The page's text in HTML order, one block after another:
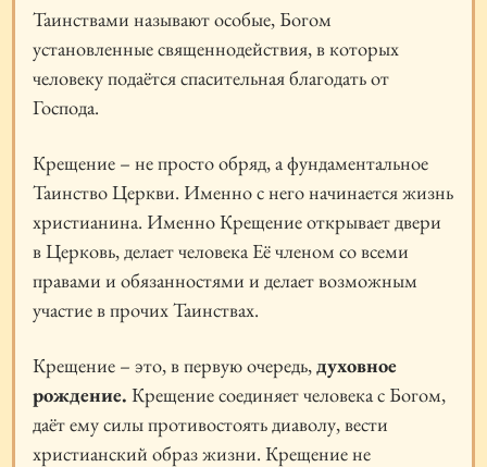
Таинствами называют особые, Богом
установленные священнодействия, в которых
человеку подаётся спасительная благодать от
Господа.
Крещение – не просто обряд, а фундаментальное
Таинство Церкви. Именно с него начинается жизнь
христианина. Именно Крещение открывает двери
в Церковь, делает человека Её членом со всеми
правами и обязанностями и делает возможным
участие в прочих Таинствах.
Крещение – это, в первую очередь,духовное
рождение.Крещение соединяет человека с Богом,
даёт ему силы противостоять диаволу, вести
христианский образ жизни. Крещение не